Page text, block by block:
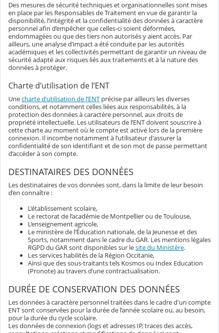
Des mesures de sécurité techniques et organisationnelles sont mises
en place par les Responsables de Traitement en vue de garantir la
disponibilité, l’intégrité et la confidentialité des données à caractère
personnel afin d’empêcher que celles-ci soient déformées,
endommagées ou que des tiers non autorisés y aient accès. Par
ailleurs, une analyse d’impact a été conduite par les autorités
académiques et les collectivités permettant de garantir un niveau de
sécurité adapté aux risques liés aux traitements et à la nature des
données à protéger.
Charte d’utilisation de l’ENT
Unecharte d’utilisation de l’ENT précise par ailleurs les diverses
conditions, et notamment celles liées aux responsabilités, à la
protection des données à caractère personnel, aux droits de
propriété intellectuelle. Les utilisateurs de l’ENT doivent souscrire à
cette charte au moment où le compte est activé lors de la première
connexion. Il incombe notamment à l’utilisateur d'assurer la
confidentialité de son identifiant et de son mot de passe permettant
d’accéder à son compte.
DESTINATAIRES DES DONNÉES
Les destinataires de vos données sont, dans la limite de leur besoin
d’en connaître :
L’établissement scolaire,
Le rectorat de l’académie de Montpellier ou de Toulouse,
L’enseignement agricole,
Le ministère de l’Éducation nationale, de la Jeunesse et des
Sports, notamment dans le cadre du GAR. Les mentions légales
RGPD du GAR sont disponibles sur lesite du Ministère.
Les services habilités de la Région Occitanie,
Ainsi que des sous-traitants tels Kosmos ou Index Education
(Pronote) au travers d’une contractualisation.
DURÉE DE CONSERVATION DES DONNÉES
Les données à caractère personnel traitées dans le cadre d'un compte
ENT sont conservées pour la durée de l’année scolaire ou, au besoin,
pour la durée du cycle scolaire.
Les données de connexion (logs et adresses IP, traces des accès,